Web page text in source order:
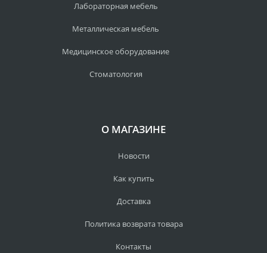
Лабораторная мебель
Металлическая мебель
Медицинское оборудование
Стоматология
О МАГАЗИНЕ
Новости
Как купить
Доставка
Политика возврата товара
Контакты